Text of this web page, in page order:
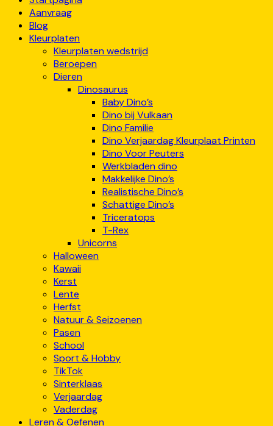
Aanvraag
Blog
Kleurplaten
Kleurplaten wedstrijd
Beroepen
Dieren
Dinosaurus
Baby Dino’s
Dino bij Vulkaan
Dino Familie
Dino Verjaardag Kleurplaat Printen
Dino Voor Peuters
Werkbladen dino
Makkelijke Dino’s
Realistische Dino’s
Schattige Dino’s
Triceratops
T-Rex
Unicorns
Halloween
Kawaii
Kerst
Lente
Herfst
Natuur & Seizoenen
Pasen
School
Sport & Hobby
TikTok
Sinterklaas
Verjaardag
Vaderdag
Leren & Oefenen